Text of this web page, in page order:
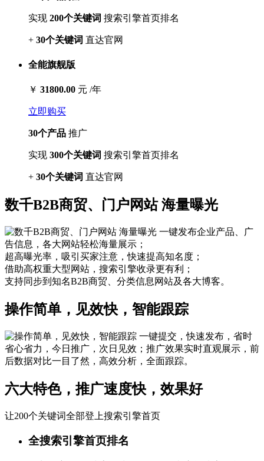
实现 200个关键词 搜索引擎首页排名
+ 30个关键词 直达官网
全能旗舰版
￥ 31800.00 元 /年
立即购买
30个产品 推广
实现 300个关键词 搜索引擎首页排名
+ 30个关键词 直达官网
数千B2B商贸、门户网站 海量曝光
一键发布企业产品、广
告信息，各大网站轻松海量展示；
超高曝光率，吸引买家注意，快速提高知名度；
借助高权重大型网站，搜索引擎收录更有利；
支持同步到知名B2B商贸、分类信息网站及各大博客。
操作简单，见效快，智能跟踪
一键提交，快速发布，省时
省心省力，今日推广，次日见效；推广效果实时直观展示，前
后数据对比一目了然，高效分析，全面跟踪。
六大特色，推广速度快，效果好
让200个关键词全部登上搜索引擎首页
全搜索引擎首页排名